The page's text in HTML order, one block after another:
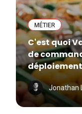
MÉTIER
C'est quoi
de
Jonathan